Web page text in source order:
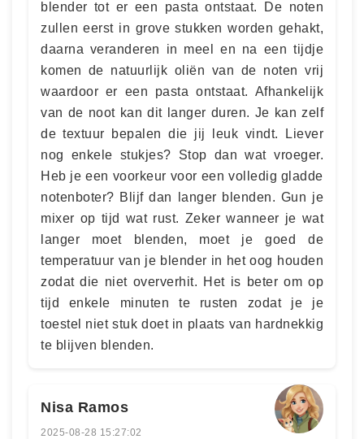
blender tot er een pasta ontstaat. De noten
zullen eerst in grove stukken worden gehakt,
daarna veranderen in meel en na een tijdje
komen de natuurlijk oliën van de noten vrij
waardoor er een pasta ontstaat. Afhankelijk
van de noot kan dit langer duren. Je kan zelf
de textuur bepalen die jij leuk vindt. Liever
nog enkele stukjes? Stop dan wat vroeger.
Heb je een voorkeur voor een volledig gladde
notenboter? Blijf dan langer blenden. Gun je
mixer op tijd wat rust. Zeker wanneer je wat
langer moet blenden, moet je goed de
temperatuur van je blender in het oog houden
zodat die niet oververhit. Het is beter om op
tijd enkele minuten te rusten zodat je je
toestel niet stuk doet in plaats van hardnekkig
te blijven blenden.
Nisa Ramos
2025-08-28 15:27:02